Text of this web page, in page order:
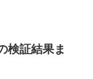
検証結果ま